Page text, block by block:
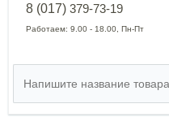
8 (017) 379-73-19
Работаем: 9.00 - 18.00, Пн-Пт